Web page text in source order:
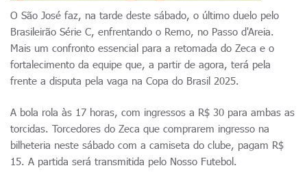
O São José faz, na tarde deste sábado, o último duelo pelo
Brasileirão Série C, enfrentando o Remo, no Passo d'Areia.
Mais um confronto essencial para a retomada do Zeca e o
fortalecimento da equipe que, a partir de agora, terá pela
frente a disputa pela vaga na Copa do Brasil 2025.
A bola rola às 17 horas, com ingressos a R$ 30 para ambas as
torcidas. Torcedores do Zeca que comprarem ingresso na
bilheteria neste sábado com a camiseta do clube, pagam R$
15. A partida será transmitida pelo Nosso Futebol.